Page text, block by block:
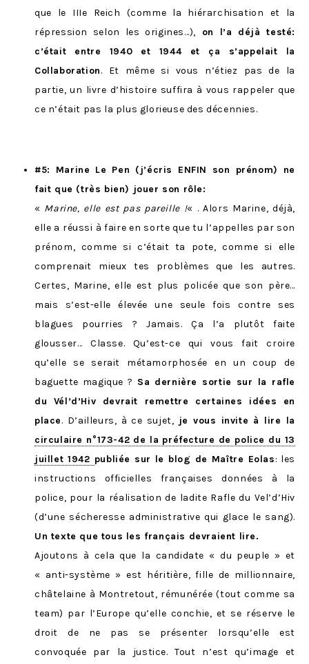
que le IIIe Reich (comme la hiérarchisation et la
répression selon les origines…), on l’a déjà testé:
c’était entre 1940 et 1944 et ça s’appelait la
Collaboration. Et même si vous n’étiez pas de la
partie, un livre d’histoire suffira à vous rappeler que
ce n’était pas la plus glorieuse des décennies.
#5: Marine Le Pen (j’écris ENFIN son prénom) ne
fait que (très bien) jouer son rôle:
« Marine, elle est pas pareille !« . Alors Marine, déjà,
elle a réussi à faire en sorte que tu l’appelles par son
prénom, comme si c’était ta pote, comme si elle
comprenait mieux tes problèmes que les autres.
Certes, Marine, elle est plus policée que son père…
mais s’est-elle élevée une seule fois contre ses
blagues pourries ? Jamais. Ça l’a plutôt faite
glousser… Classe. Qu’est-ce qui vous fait croire
qu’elle se serait métamorphosée en un coup de
baguette magique ? Sa dernière sortie sur la rafle
du Vél’d’Hiv devrait remettre certaines idées en
place. D’ailleurs, à ce sujet, je vous invite à lire la
circulaire n°173-42 de la préfecture de police du 13
juillet 1942 publiée sur le blog de Maître Eolas: les
instructions officielles françaises données à la
police, pour la réalisation de ladite Rafle du Vel’d’Hiv
(d’une sécheresse administrative qui glace le sang).
Un texte que tous les français devraient lire.
Ajoutons à cela que la candidate « du peuple » et
« anti-système » est héritière, fille de millionnaire,
châtelaine à Montretout, rémunérée (tout comme sa
team) par l’Europe qu’elle conchie, et se réserve le
droit de ne pas se présenter lorsqu’elle est
convoquée par la justice. Tout n’est qu’image et